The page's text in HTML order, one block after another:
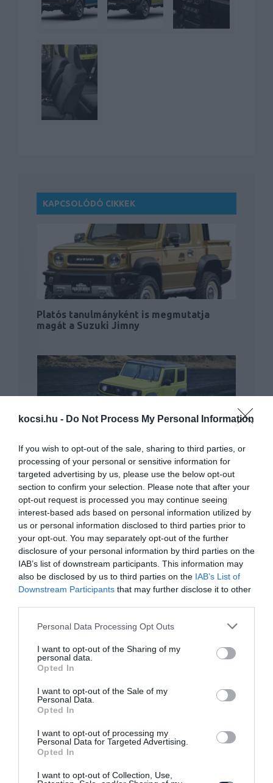
kocsi.hu - Do Not Process My Personal Information
If you wish to opt-out of the sale, sharing to third parties, or
processing of your personal or sensitive information for
targeted advertising by us, please use the below opt-out
section to confirm your selection. Please note that after your
opt-out request is processed you may continue seeing
interest-based ads based on personal information utilized by
us or personal information disclosed to third parties prior to
your opt-out. You may separately opt-out of the further
disclosure of your personal information by third parties on the
IAB’s list of downstream participants. This information may
also be disclosed by us to third parties on the IAB’s List of
Downstream Participants that may further disclose it to other
Please note that this website/app uses one or more Google
not limited to your visit or usage behaviour. You may click to
grant or deny consent to Google and its third-party tags to
use your data for below specified purposes in below Google
consent section.
Personal Data Processing Opt Outs
I want to opt-out of the Sharing of my
personal data.
Opted In
I want to opt-out of the Sale of my
Personal Data.
Opted In
I want to opt-out of processing my
Personal Data for Targeted Advertising.
Opted In
I want to opt-out of Collection, Use,
KAPCSOLÓDÓ CIKKEK
Platós tanulmányként is megmutatja
magát a Suzuki Jimny
A Suzuki Jimny is az emissziós normák
áldozatai…
Ilyen lesz az új Suzuki Jimny!
Törpe G-osztályt varázsolt a Suzuki
Jimny-ből a Liberty Walk